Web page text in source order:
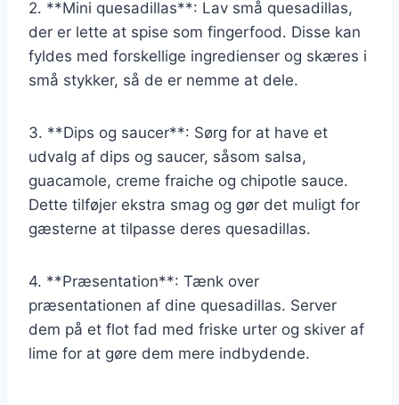
2. **Mini quesadillas**: Lav små quesadillas,
der er lette at spise som fingerfood. Disse kan
fyldes med forskellige ingredienser og skæres i
små stykker, så de er nemme at dele.
3. **Dips og saucer**: Sørg for at have et
udvalg af dips og saucer, såsom salsa,
guacamole, creme fraiche og chipotle sauce.
Dette tilføjer ekstra smag og gør det muligt for
gæsterne at tilpasse deres quesadillas.
4. **Præsentation**: Tænk over
præsentationen af dine quesadillas. Server
dem på et flot fad med friske urter og skiver af
lime for at gøre dem mere indbydende.